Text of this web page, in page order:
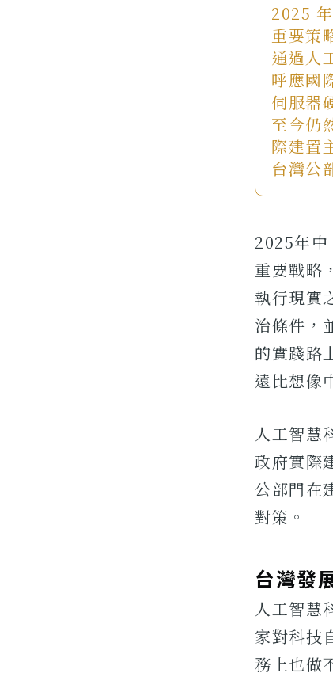
2025
重要策
通過人
呼應國
伺服器
至今仍
際建置
台灣公
2025年
重要戰略
執行現實
治條件，
的實踐路
遠比想像
人工智慧
政府實際
公部門在
對策。
台灣發
人工智慧
家對科技
務上也做